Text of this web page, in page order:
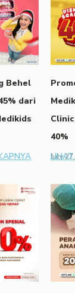
Behel
dari
40%
July